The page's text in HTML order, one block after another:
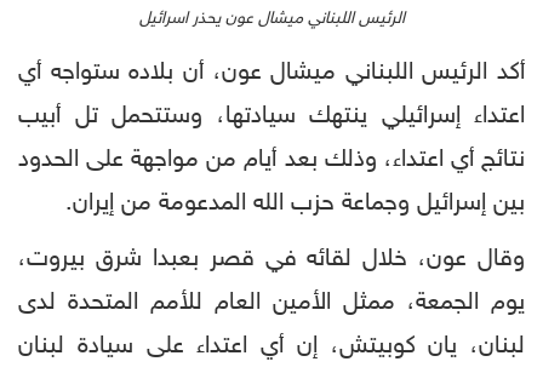
الرئيس اللبناني ميشال عون يحذر اسرائيل
أكد الرئيس اللبناني ميشال عون، أن بلاده ستواجه أي
اعتداء إسرائيلي ينتهك سيادتها، وستتحمل تل أبيب
نتائج أي اعتداء، وذلك بعد أيام من مواجهة على الحدود
بين إسرائيل وجماعة حزب الله المدعومة من إيران.
وقال عون، خلال لقائه في قصر بعبدا شرق بيروت،
يوم الجمعة، ممثل الأمين العام للأمم المتحدة لدى
لبنان، يان كوبيتش، إن أي اعتداء على سيادة لبنان